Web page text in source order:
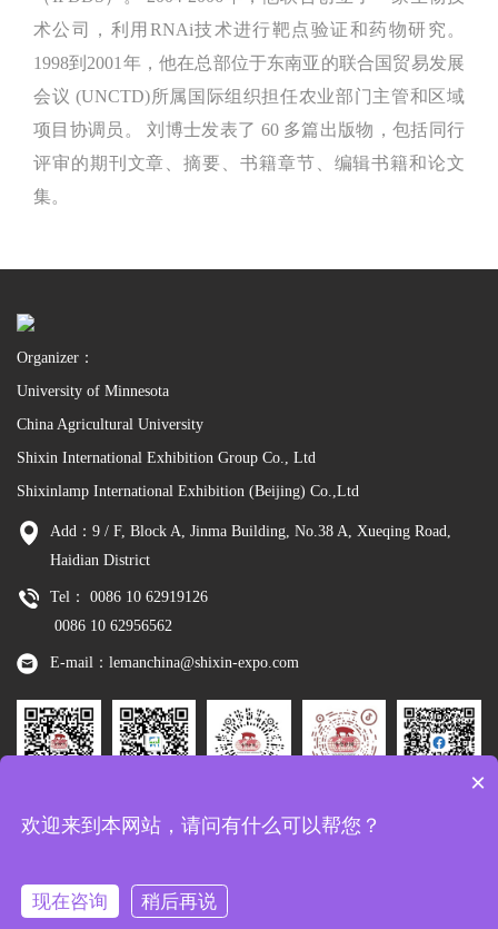
术公司，利用RNAi技术进行靶点验证和药物研究。
1998到2001年，他在总部位于东南亚的联合国贸易发展
会议 (UNCTD)所属国际组织担任农业部门主管和区域
项目协调员。 刘博士发表了 60 多篇出版物，包括同行
评审的期刊文章、摘要、书籍章节、编辑书籍和论文
集。
Organizer：
University of Minnesota
China Agricultural University
Shixin International Exhibition Group Co., Ltd
Shixinlamp International Exhibition (Beijing) Co.,Ltd
Add：9 / F, Block A, Jinma Building, No.38 A, Xueqing Road,
Haidian District
Tel： 0086 10 62919126
0086 10 62956562
E-mail：lemanchina@shixin-expo.com
Wechat
Tiktok
Copyright：Shixinlamp International Exhibition (Beijing) Co.,Ltd
×
欢迎来到本网站，请问有什么可以帮您？
现在咨询 稍后再说